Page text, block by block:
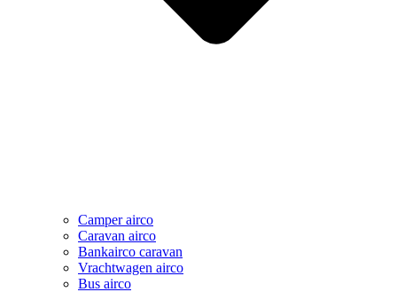
Camper airco
Caravan airco
Bankairco caravan
Vrachtwagen airco
Bus airco